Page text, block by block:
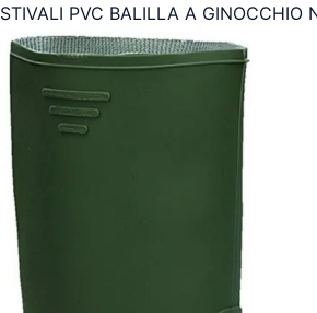
STIVALI PVC BALILLA A GINOCCHIO